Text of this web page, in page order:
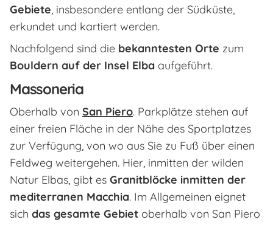
Gebiete, insbesondere entlang der Südküste,
erkundet und kartiert werden.
Nachfolgend sind die bekanntesten Orte zum
Bouldern auf der Insel Elba aufgeführt.
Massoneria
Oberhalb von San Piero. Parkplätze stehen auf
einer freien Fläche in der Nähe des Sportplatzes
zur Verfügung, von wo aus Sie zu Fuß über einen
Feldweg weitergehen. Hier, inmitten der wilden
Natur Elbas, gibt es Granitblöcke inmitten der
mediterranen Macchia. Im Allgemeinen eignet
sich das gesamte Gebiet oberhalb von San Piero